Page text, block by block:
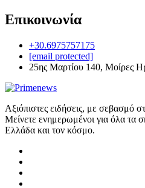
Επικοινωνία
+30.6975757175
[email protected]
25ης Μαρτίου 140, Μοίρες
Αξιόπιστες ειδήσεις, με σεβασμό
Μείνετε ενημερωμένοι για όλα τα
Ελλάδα και τον κόσμο.